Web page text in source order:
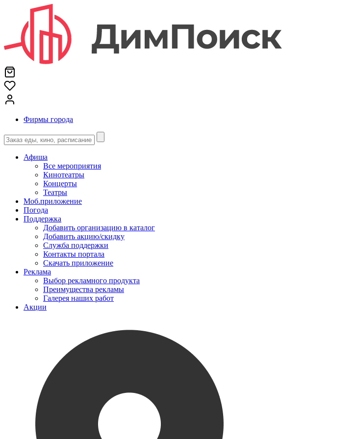
Фирмы города
Афиша
Все мероприятия
Кинотеатры
Концерты
Театры
Моб.приложение
Погода
Поддержка
Добавить организацию в каталог
Добавить акцию/скидку
Служба поддержки
Контакты портала
Скачать приложение
Реклама
Выбор рекламного продукта
Преимущества рекламы
Галерея наших работ
Акции